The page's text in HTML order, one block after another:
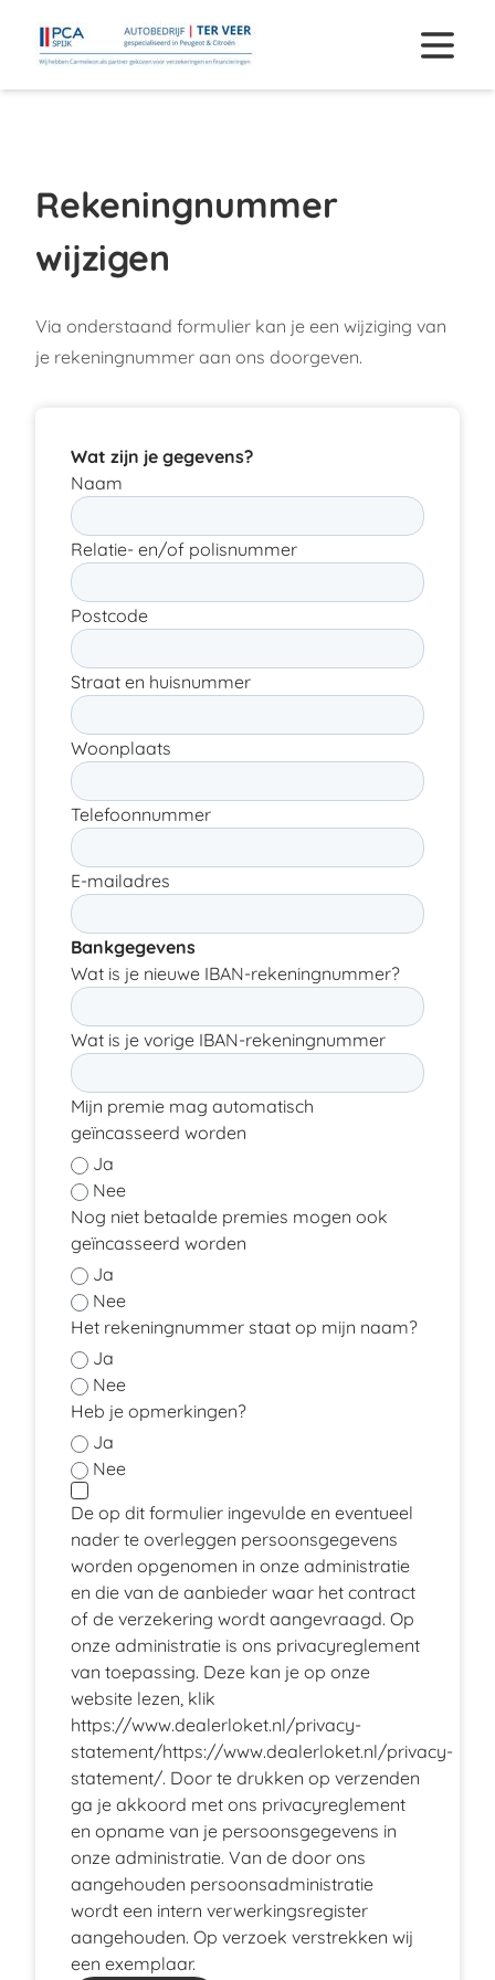
Rekeningnummer
wijzigen
Via onderstaand formulier kan je een wijziging van
je rekeningnummer aan ons doorgeven.
Wat zijn je gegevens?
Naam
Relatie- en/of polisnummer
Postcode
Straat en huisnummer
Woonplaats
Telefoonnummer
E-mailadres
Bankgegevens
Wat is je nieuwe IBAN-rekeningnummer?
Wat is je vorige IBAN-rekeningnummer
Mijn premie mag automatisch
geïncasseerd worden
Ja
Nee
Nog niet betaalde premies mogen ook
geïncasseerd worden
Ja
Nee
Het rekeningnummer staat op mijn naam?
Ja
Nee
Heb je opmerkingen?
Ja
Nee
De op dit formulier ingevulde en eventueel
nader te overleggen persoonsgegevens
worden opgenomen in onze administratie
en die van de aanbieder waar het contract
of de verzekering wordt aangevraagd. Op
onze administratie is ons privacyreglement
van toepassing. Deze kan je op onze
website lezen, klik
https://www.dealerloket.nl/privacy-
statement/https://www.dealerloket.nl/privacy-
statement/. Door te drukken op verzenden
ga je akkoord met ons privacyreglement
en opname van je persoonsgegevens in
onze administratie. Van de door ons
aangehouden persoonsadministratie
wordt een intern verwerkingsregister
aangehouden. Op verzoek verstrekken wij
een exemplaar.